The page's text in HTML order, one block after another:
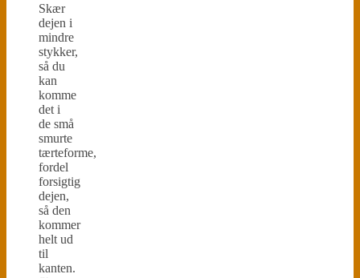
Skær
dejen i
mindre
stykker,
så du
kan
komme
det i
de små
smurte
tærteforme,
fordel
forsigtig
dejen,
så den
kommer
helt ud
til
kanten.